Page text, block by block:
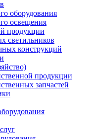
оборудования
освещения
продукции
светильников
конструкций
продукции
запчастей